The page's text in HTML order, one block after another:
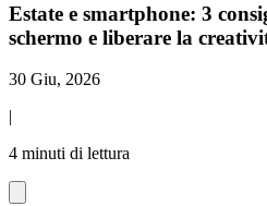
Estate e smartphone: 3
schermo e liberare la
30 Giu, 2026
|
4 minuti di lettura